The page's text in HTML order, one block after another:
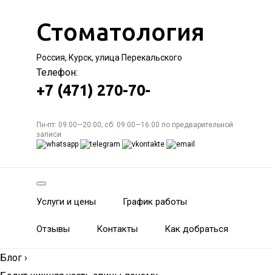
Стоматология
Россия, Курск, улица Перекальского
Телефон:
+7 (471) 270-70-
Пн-пт: 09:00—20:00; сб: 09:00—16:00 по предварительной
записи
Услуги и цены График работы
Отзывы Контакты Как добраться
Блог ›